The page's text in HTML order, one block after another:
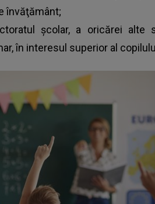
învăţământ;
şcolar, a oricărei alte
în interesul superior al